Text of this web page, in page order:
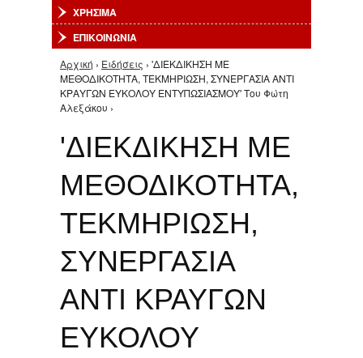
ΧΡΗΣΙΜΑ
ΕΠΙΚΟΙΝΩΝΙΑ
Είστε εδώ
Αρχική › Ειδήσεις › 'ΔΙΕΚΔΙΚΗΣΗ ΜΕ
ΜΕΘΟΔΙΚΟΤΗΤΑ, ΤΕΚΜΗΡΙΩΣΗ, ΣΥΝΕΡΓΑΣΙΑ ΑΝΤΙ
ΚΡΑΥΓΩΝ ΕΥΚΟΛΟΥ ΕΝΤΥΠΩΣΙΑΣΜΟΥ' Του Φώτη
Αλεξάκου ›
'ΔΙΕΚΔΙΚΗΣΗ ΜΕ
ΜΕΘΟΔΙΚΟΤΗΤΑ,
ΤΕΚΜΗΡΙΩΣΗ,
ΣΥΝΕΡΓΑΣΙΑ
ΑΝΤΙ ΚΡΑΥΓΩΝ
ΕΥΚΟΛΟΥ